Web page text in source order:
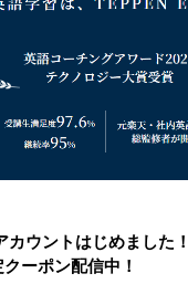
カウントはじめました
ーポン配信中！